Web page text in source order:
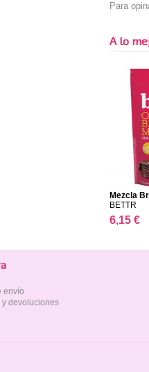
Para
A lo
Mezcla
BETTR
6,15 €
envío
y devoluciones